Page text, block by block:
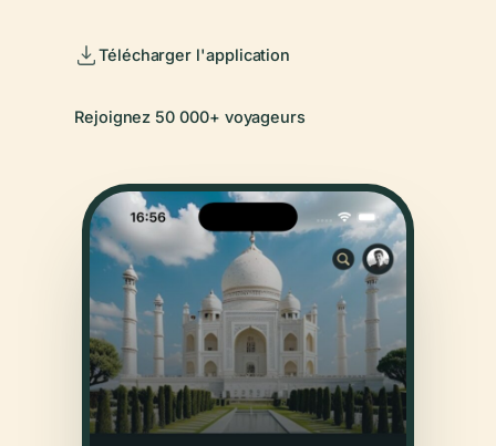
Télécharger l'application
Rejoignez 50 000+ voyageurs